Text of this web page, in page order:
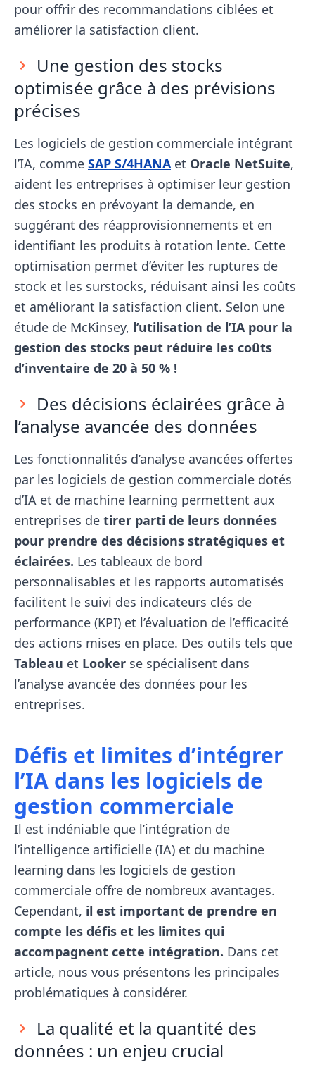
pour offrir des recommandations ciblées et
améliorer la satisfaction client.
Une gestion des stocks
optimisée grâce à des prévisions
précises
Les logiciels de gestion commerciale intégrant
l’IA, comme SAP S/4HANAet Oracle NetSuite,
aident les entreprises à optimiser leur gestion
des stocks en prévoyant la demande, en
suggérant des réapprovisionnements et en
identifiant les produits à rotation lente. Cette
optimisation permet d’éviter les ruptures de
stock et les surstocks, réduisant ainsi les coûts
et améliorant la satisfaction client. Selon une
étude de McKinsey, l’utilisation de l’IA pour la
gestion des stocks peut réduire les coûts
d’inventaire de 20 à 50 % !
Des décisions éclairées grâce à
l’analyse avancée des données
Les fonctionnalités d’analyse avancées offertes
par les logiciels de gestion commerciale dotés
d’IA et de machine learning permettent aux
entreprises de tirer parti de leurs données
pour prendre des décisions stratégiques et
éclairées. Les tableaux de bord
personnalisables et les rapports automatisés
facilitent le suivi des indicateurs clés de
performance (KPI) et l’évaluation de l’efficacité
des actions mises en place. Des outils tels que
Tableau et Looker se spécialisent dans
l’analyse avancée des données pour les
entreprises.
Défis et limites d’intégrer
l’IA dans les logiciels de
gestion commerciale
Il est indéniable que l’intégration de
l’intelligence artificielle (IA) et du machine
learning dans les logiciels de gestion
commerciale offre de nombreux avantages.
Cependant, il est important de prendre en
compte les défis et les limites qui
accompagnent cette intégration. Dans cet
article, nous vous présentons les principales
problématiques à considérer.
La qualité et la quantité des
données : un enjeu crucial